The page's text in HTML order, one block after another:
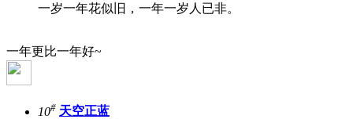
一岁一年花似旧，一年一岁人已非。
一年更比一年好~
10# 天空正蓝